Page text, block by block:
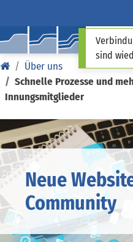
Über uns
Schnelle Prozesse und
Innungsmitglieder
Neue
Community
sind